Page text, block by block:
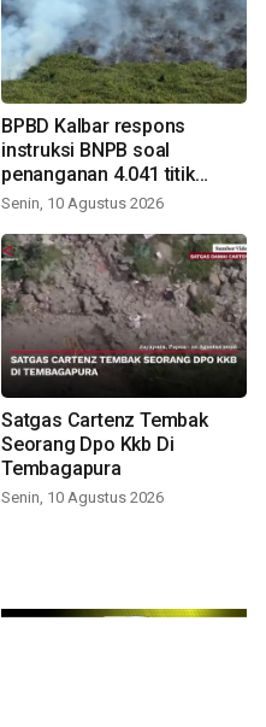
BPBD Kalbar respons
instruksi BNPB soal
penanganan 4.041 titik
panas
Senin, 10 Agustus 2026
Satgas Cartenz Tembak
Seorang Dpo Kkb Di
Tembagapura
Senin, 10 Agustus 2026